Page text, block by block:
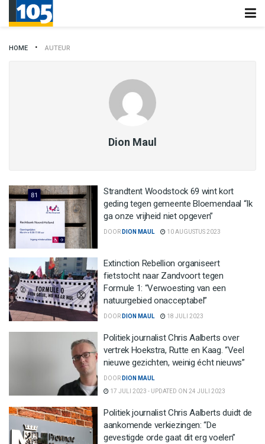
HOME AUTEUR
Dion Maul
Strandtent Woodstock 69 wint kort
geding tegen gemeente Bloemendaal “Ik
ga onze vrijheid niet opgeven”
DOOR DION MAUL 10 AUGUSTUS 2023
Extinction Rebellion organiseert
fietstocht naar Zandvoort tegen
Formule 1: “Verwoesting van een
natuurgebied onacceptabel”
DOOR DION MAUL 18 JULI 2023
Politiek journalist Chris Aalberts over
vertrek Hoekstra, Rutte en Kaag. “Veel
nieuwe gezichten, weinig écht nieuws”
DOOR DION MAUL
17 JULI 2023 - UPDATED ON 24 JULI 2023
Politiek journalist Chris Aalberts duidt de
aankomende verkiezingen: “De
gevestigde orde gaat dit erg voelen”